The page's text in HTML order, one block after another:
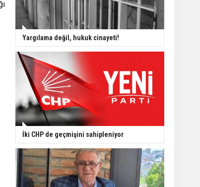
Yargılama değil, hukuk cinayeti!
İki CHP de geçmişini sahipleniyor